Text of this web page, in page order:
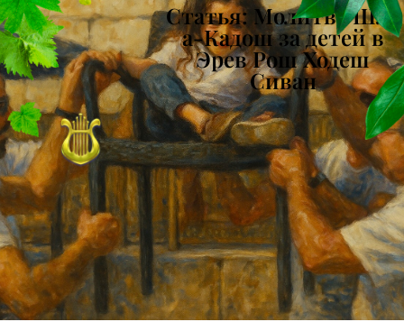
Статья: Молитва Шла
а-Кадош за детей в
Эрев Рош Ходеш
Сиван